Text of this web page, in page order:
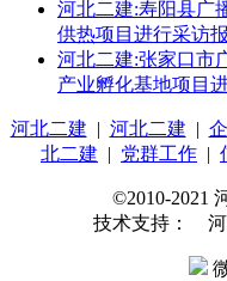
河北二建:寿阳县广
供热项目进行采访
河北二建:张家口市
产业孵化基地项目
河北二建 | 河北二建 |
北二建 | 党群工作 |
©2010-2021
技术支持： 河